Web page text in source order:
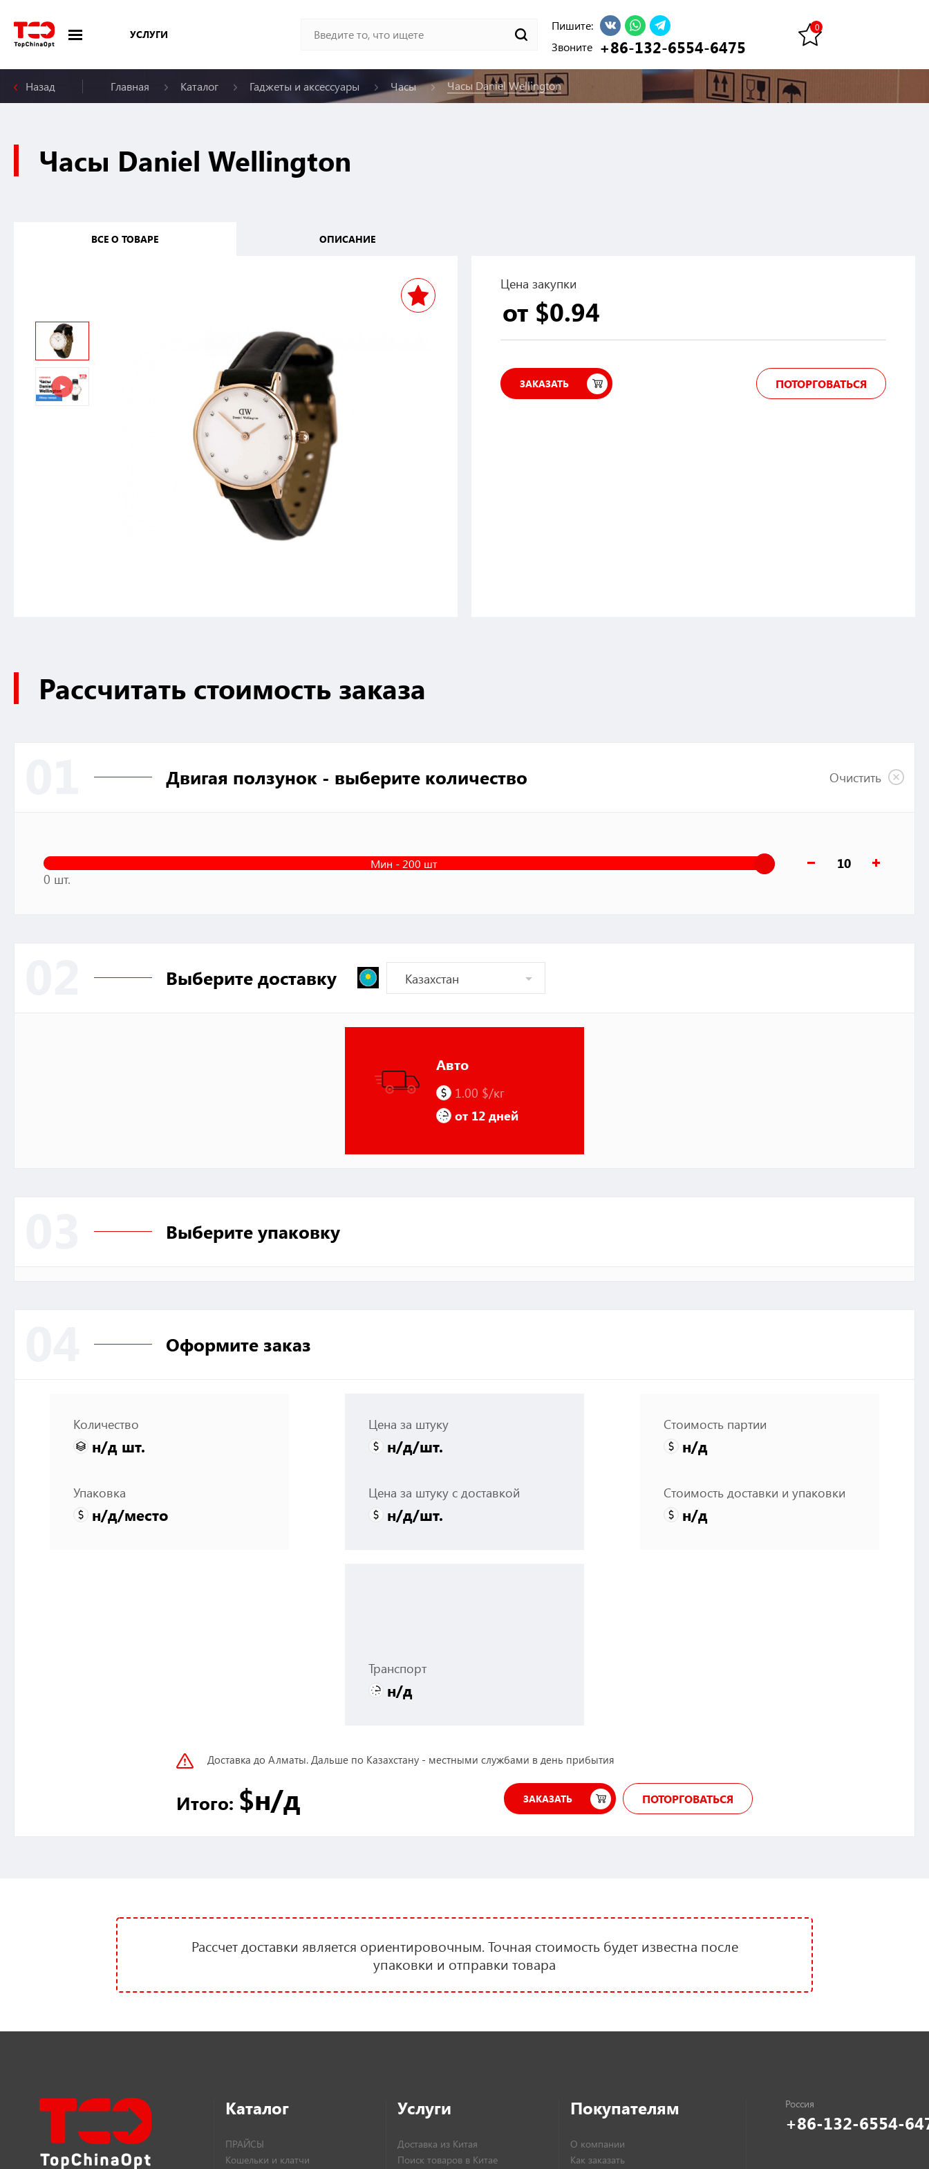
Меню
УСЛУГИ
Пишите:
Звоните +86-132-6554-6475
Назад Главная Каталог Гаджеты и аксессуары Часы Часы Daniel Wellington
Часы Daniel Wellington
ВСЕ О ТОВАРЕ ОПИСАНИЕ
Цена закупки
от $0.94
ЗАКАЗАТЬ ПОТОРГОВАТЬСЯ
Рассчитать стоимость заказа
Двигая ползунок - выберите количество Очистить
Мин - 200 шт
0 шт.
Выберите доставку
Авто
1.00 $/кг
от 12 дней
Выберите упаковку
Оформите заказ
Количество
н/дшт.
Упаковка
н/д/место
Цена за штуку
н/д/шт.
Цена за штуку с доставкой
н/д/шт.
Стоимость партии
н/д
Стоимость доставки и упаковки
н/д
Транспорт
н/д
Доставка до Алматы. Дальше по Казахстану - местными службами в день прибытия
Итого: $н/д ЗАКАЗАТЬ ПОТОРГОВАТЬСЯ
Рассчет доставки является ориентировочным. Точная стоимость будет известна после
упаковки и отправки товара
Каталог
ПРАЙСЫ
Кошельки и клатчи
Услуги
Доставка из Китая
Поиск товаров в Китае
Покупателям
О компании
Как заказать
+86-132-6554-